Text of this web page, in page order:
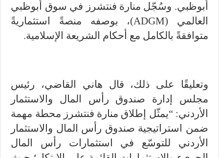
أبوظبي. وسُجّل منارة فنتشرز في سوق أبوظبي
العالمي (ADGM)، بوصفه منصةً استثماريةً
متوافقةً بالكامل مع أحكام الشريعة الإسلامية.
وتعليقًا على ذلك، قال هاني القاضي، رئيس
مجلس إدارة صندوق رأس المال والاستثمار
الأردني: “يمثّل إطلاق منارة فنتشرز محطة مهمة
ضمن استراتيجية صندوق رأس المال والاستثمار
الأردني للتوسّع في استثمارات رأس المال